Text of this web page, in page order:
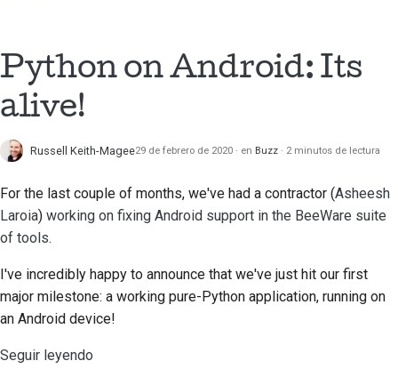
Proporcionar una
nueva
prestación nueva
Proceso de revisión de
solicitud de cambio
Python on Android: Its
alive!
Russell Keith-Magee29 de febrero de 2020 en Buzz 2 minutos de lectura
For the last couple of months, we've had a contractor (Asheesh
Laroia) working on fixing Android support in the BeeWare suite
of tools.
I've incredibly happy to announce that we've just hit our first
major milestone: a working pure-Python application, running on
an Android device!
Seguir leyendo